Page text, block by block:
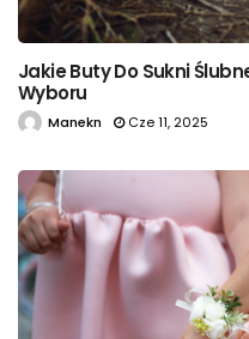
Jakie Buty Do Sukni
Wyboru
Manekn Cze 11, 2025